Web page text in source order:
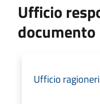
Ufficio
documento
Ufficio